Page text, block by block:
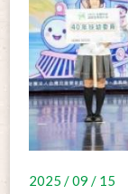
2025 / 09 / 15